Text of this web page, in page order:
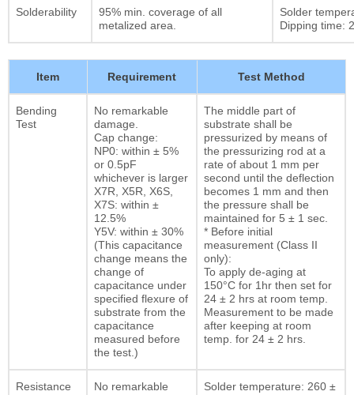
Solderability
95% min. coverage of all
metalized area.
Solder
Dipping time:
Item Requirement Test Method
Bending
Test
No remarkable
damage.
Cap change:
NP0: within ± 5%
or 0.5pF
whichever is larger
X7R, X5R, X6S,
X7S: within ±
12.5%
Y5V: within ± 30%
(This capacitance
change means the
change of
capacitance under
specified flexure of
substrate from the
capacitance
measured before
the test.)
The middle part of
substrate shall be
pressurized by means of
the pressurizing rod at a
rate of about 1 mm per
second until the deflection
becomes 1 mm and then
the pressure shall be
maintained for 5 ± 1 sec.
* Before initial
measurement (Class II
only):
To apply de-aging at
150°C for 1hr then set for
24 ± 2 hrs at room temp.
Measurement to be made
after keeping at room
temp. for 24 ± 2 hrs.
Resistance
No remarkable
Solder temperature: 260 ±